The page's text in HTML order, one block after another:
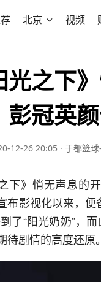
北京 视频
光之下
彭冠英
12-26 20:05 · 于都篮
下》悄无声息的
布影视化以来，
了“阳光奶奶”，
待剧情的高度还原。